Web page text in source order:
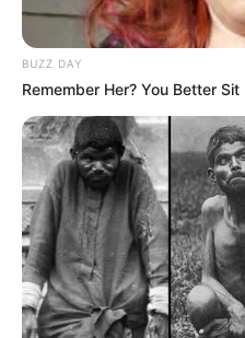
BUZZ DAY
Remember Her? You Better